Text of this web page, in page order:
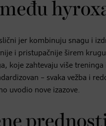
jer kombinuju snagu i
i pristupačnije širem
koje zahtevaju više treninga
– svaka vežba i
uvodio nove izazove.